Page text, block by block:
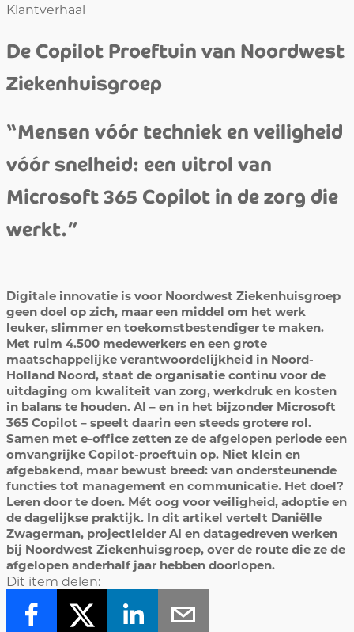
Klantverhaal
De Copilot Proeftuin van Noordwest
Ziekenhuisgroep
“Mensen vóór techniek en veiligheid
vóór snelheid: een uitrol van
Microsoft 365 Copilot in de zorg die
werkt.”
Digitale innovatie is voor Noordwest Ziekenhuisgroep
geen doel op zich, maar een middel om het werk
leuker, slimmer en toekomstbestendiger te maken.
Met ruim 4.500 medewerkers en een grote
maatschappelijke verantwoordelijkheid in Noord-
Holland Noord, staat de organisatie continu voor de
uitdaging om kwaliteit van zorg, werkdruk en kosten
in balans te houden. AI – en in het bijzonder Microsoft
365 Copilot – speelt daarin een steeds grotere rol.
Samen met e-office zetten ze de afgelopen periode een
omvangrijke Copilot-proeftuin op. Niet klein en
afgebakend, maar bewust breed: van ondersteunende
functies tot management en communicatie. Het doel?
Leren door te doen. Mét oog voor veiligheid, adoptie en
de dagelijkse praktijk. In dit artikel vertelt Daniëlle
Zwagerman, projectleider AI en datagedreven werken
bij Noordwest Ziekenhuisgroep, over de route die ze de
afgelopen anderhalf jaar hebben doorlopen.
Dit item delen: